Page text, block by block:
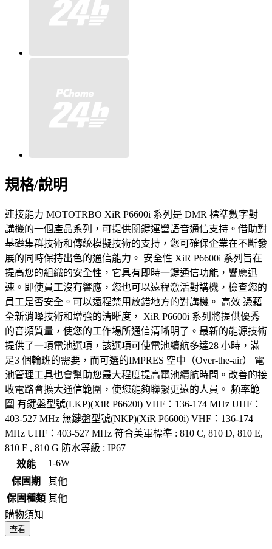
規格/說明
連接能力 MOTOTRBO XiR P6600i 系列是 DMR 標準數字對
講機的一個產品系列，可提供關鍵運營語音通信支持。借助對
基礎集群技術和傳統模擬技術的支持，您可確保企業在不斷發
展的同時保持出色的通信能力。 安全性 XiR P6600i 系列旨在
提高您的組織的安全性，它具有即時一鍵通信功能，響應迅
速。即使員工沒有響應，您也可以遠程激活對講機，檢查您的
員工是否安全。可以遠程禁用放錯地方的對講機。 高效 憑藉
全新消噪技術和增強的清晰度， XiR P6600i 系列將提供優秀
的音頻質量，使您的工作場所通信清晰明了。最新的能源技術
提供了一項電池選項，該選項可使電池續航多達28 小時，滿
足3 個輪班的需要，而可選的IMPRES 空中（Over-the-air） 電
池管理工具也會幫助您最大程度提高電池續航時間。改善的接
收電路會擴大通信範圍，使您能夠聯繫更遠的人員。 頻率範
圍 有鍵盤型號(LKP)(XiR P6620i) VHF：136-174 MHz UHF：
403-527 MHz 無鍵盤型號(NKP)(XiR P6600i) VHF：136-174
MHz UHF：403-527 MHz 符合美軍標準 : 810 C, 810 D, 810 E,
810 F , 810 G 防水等級 : IP67
效能
1-6W
保固期
其他
保固種類 其他
購物須知
查看